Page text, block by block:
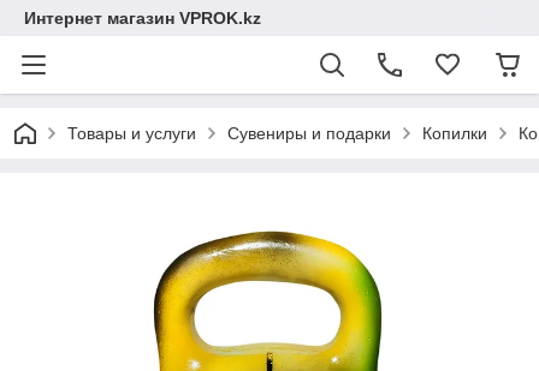
Интернет магазин VPROK.kz
Товары и услуги Сувениры и подарки Копилки